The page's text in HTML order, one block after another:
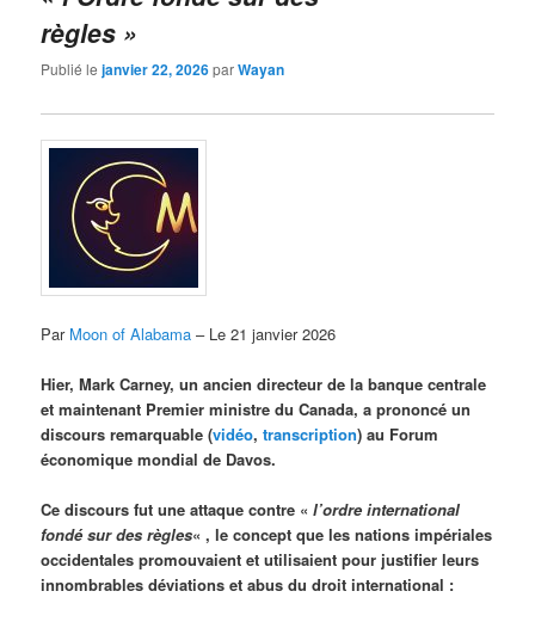
règles »
Publié lejanvier 22, 2026parWayan
Par Moon of Alabama – Le 21 janvier 2026
Hier, Mark Carney, un ancien directeur de la banque centrale
et maintenant Premier ministre du Canada, a prononcé un
discours remarquable (vidéo,transcription) au Forum
économique mondial de Davos.
Ce discours fut une attaque contre «l’ordre international
fondé sur des règles« , le concept que les nations impériales
occidentales promouvaient et utilisaient pour justifier leurs
innombrables déviations et abus du droit international :